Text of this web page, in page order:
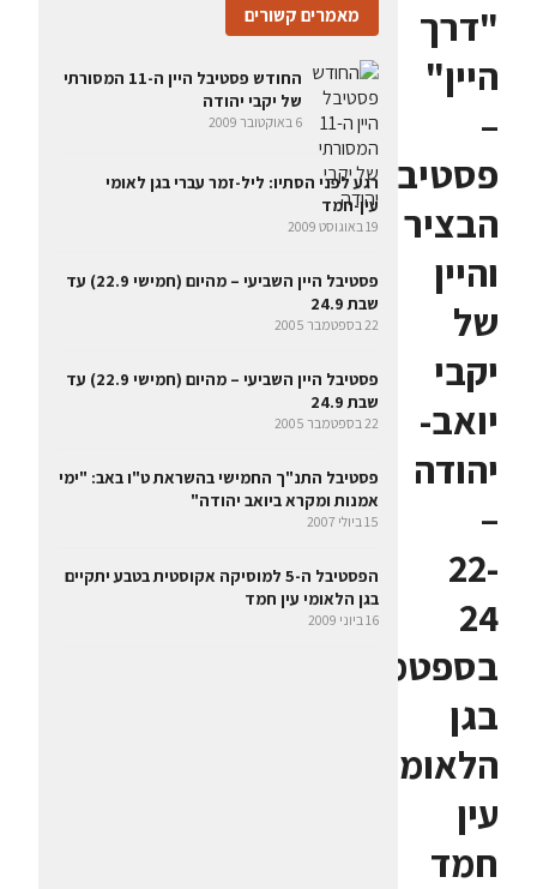
"דרך
היין"
–
פסטיבל
הבציר
והיין
של
יקבי
יואב-
יהודה
–
22-
24
בספטמבר
בגן
הלאומי
עין
חמד
מאמרים קשורים
החודש פסטיבל היין ה-11 המסורתי
של יקבי יהודה
6 באוקטובר 2009
רגע לפני הסתיו: ליל-זמר עברי בגן לאומי
עין-חמד
19 באוגוסט 2009
פסטיבל היין השביעי – מהיום (חמישי 22.9) עד
שבת 24.9
22 בספטמבר 2005
פסטיבל היין השביעי – מהיום (חמישי 22.9) עד
שבת 24.9
22 בספטמבר 2005
פסטיבל התנ"ך החמישי בהשראת ט"ו באב: "ימי
אמנות ומקרא ביואב יהודה"
15 ביולי 2007
הפסטיבל ה-5 למוסיקה אקוסטית בטבע יתקיים
בגן הלאומי עין חמד
16 ביוני 2009